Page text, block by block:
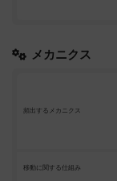
メカニクス
頻出するメカニクス
移動に関する仕組み